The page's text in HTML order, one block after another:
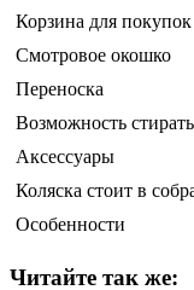
Корзина для покупок
Смотровое окошко
Переноска
Возможность
Аксессуары
Коляска стоит в
Особенности
Читайте так же: